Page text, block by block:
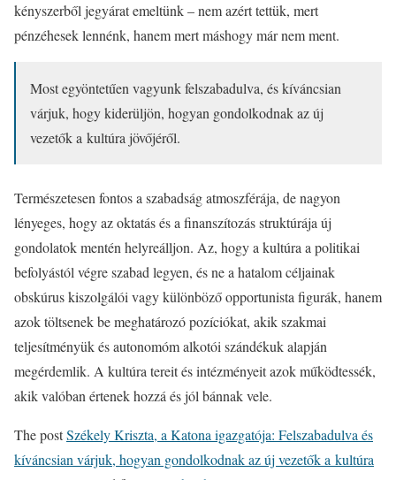
kényszerből jegyárat emeltünk – nem azért tettük, mert
pénzéhesek lennénk, hanem mert máshogy már nem ment.
Most egyöntetűen vagyunk felszabadulva, és kíváncsian
várjuk, hogy kiderüljön, hogyan gondolkodnak az új
vezetők a kultúra jövőjéről.
Természetesen fontos a szabadság atmoszférája, de nagyon
lényeges, hogy az oktatás és a finanszítozás struktúrája új
gondolatok mentén helyreálljon. Az, hogy a kultúra a politikai
befolyástól végre szabad legyen, és ne a hatalom céljainak
obskúrus kiszolgálói vagy különböző opportunista figurák, hanem
azok töltsenek be meghatározó pozíciókat, akik szakmai
teljesítményük és autonomóm alkotói szándékuk alapján
megérdemlik. A kultúra tereit és intézményeit azok működtessék,
akik valóban értenek hozzá és jól bánnak vele.
The postSzékely Kriszta, a Katona igazgatója: Felszabadulva és
kíváncsian várjuk, hogyan gondolkodnak az új vezetők a kultúra